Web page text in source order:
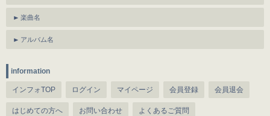
楽曲名
アルバム名
information
インフォTOP ログイン マイページ 会員登録 会員退会
はじめての方へ お問い合わせ よくあるご質問